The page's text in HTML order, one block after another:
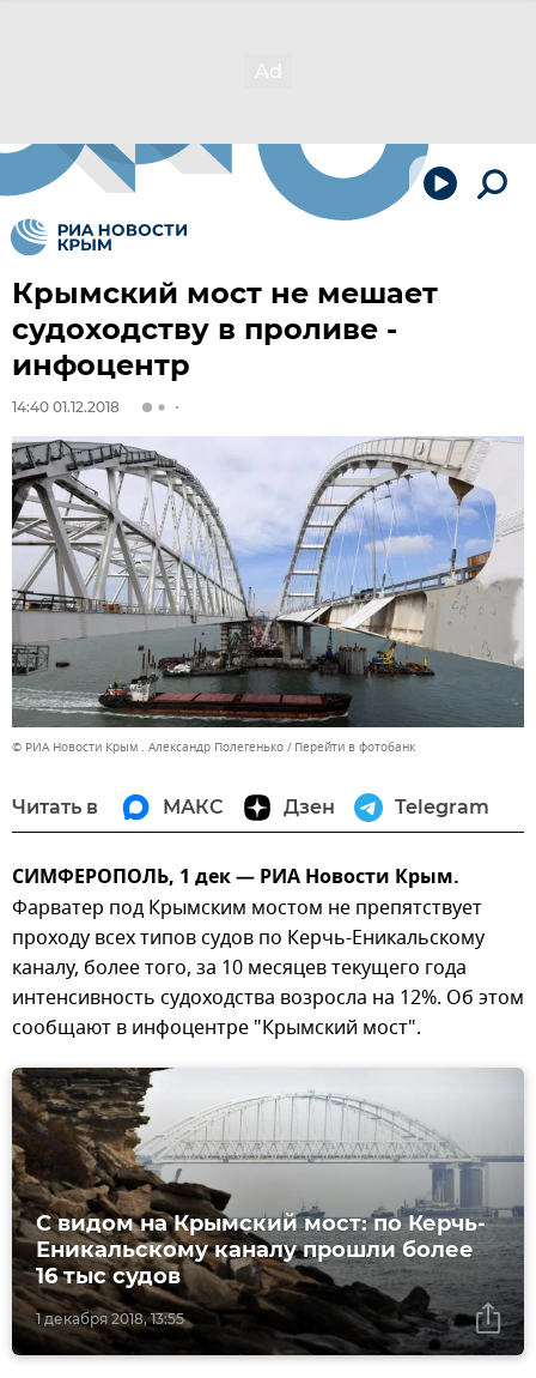
Крымский мост не мешает
судоходству в проливе -
инфоцентр
14:40 01.12.2018
© РИА Новости Крым . Александр Полегенько Перейти в фотобанк
Читать в МАКС Дзен Telegram
СИМФЕРОПОЛЬ, 1 дек — РИА Новости Крым.
Фарватер под Крымским мостом не препятствует
проходу всех типов судов по Керчь-Еникальскому
каналу, более того, за 10 месяцев текущего года
интенсивность судоходства возросла на 12%. Об этом
сообщают в инфоцентре "Крымский мост".
1 декабря 2018, 13:55
С видом на Крымский мост: по Керчь-
Еникальскому каналу прошли более
16 тыс судов